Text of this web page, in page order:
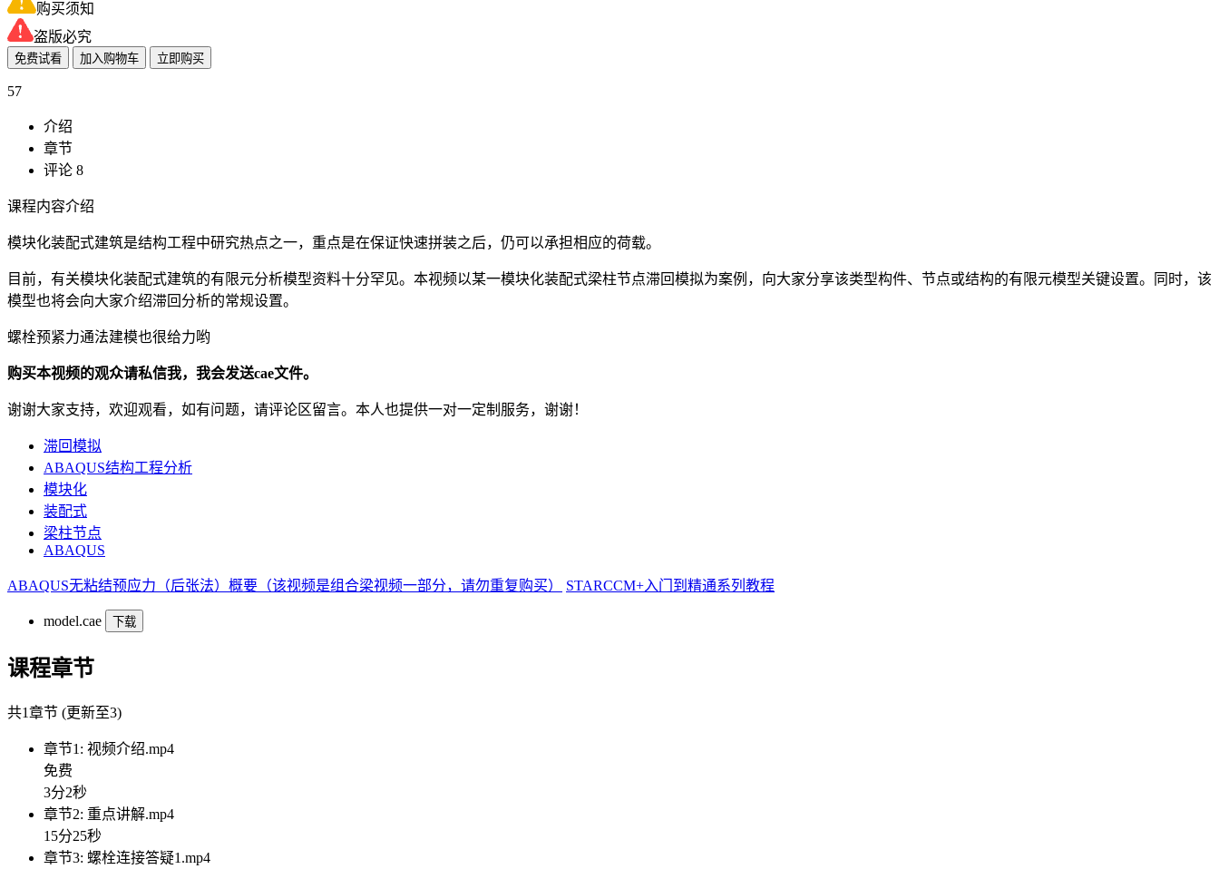
购买须知
盗版必究
免费试看 加入购物车 立即购买
57
介绍
章节
评论 8
课程内容介绍
模块化装配式建筑是结构工程中研究热点之一，重点是在保证快速拼装之后，仍可以承担相应的荷载。
目前，有关模块化装配式建筑的有限元分析模型资料十分罕见。本视频以某一模块化装配式梁柱节点滞回模拟为案例，向大家分享该类型构件、节点或结构的有限元模型关键设置。同时，该
模型也将会向大家介绍滞回分析的常规设置。
螺栓预紧力通法建模也很给力哟
购买本视频的观众请私信我，我会发送cae文件。
谢谢大家支持，欢迎观看，如有问题，请评论区留言。本人也提供一对一定制服务，谢谢！
滞回模拟
ABAQUS结构工程分析
模块化
装配式
梁柱节点
ABAQUS
ABAQUS无粘结预应力（后张法）概要（该视频是组合梁视频一部分，请勿重复购买） STARCCM+入门到精通系列教程
model.cae 下载
课程章节
共1章节 (更新至3)
章节1: 视频介绍.mp4
免费
3分2秒
章节2: 重点讲解.mp4
15分25秒
章节3: 螺栓连接答疑1.mp4